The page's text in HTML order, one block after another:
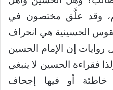
وقد علَّق مختصون في
الحسينية هي انحراف
إن الإمام الحسين
فقراءة الحسين لا ينبغي
خاطئة أو فيها إجحاف